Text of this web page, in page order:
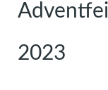
2023